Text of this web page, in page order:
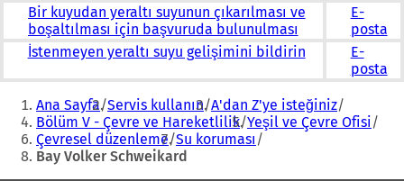
Bir kuyudan yeraltı suyunun çıkarılması ve
boşaltılması için başvuruda bulunulması
E-
posta
İstenmeyen yeraltı suyu gelişimini bildirin
E-
posta
Buradasınız:
Ana Sayfa Servis kullanın A'dan Z'ye isteğiniz
Bölüm V - Çevre ve Hareketlilik Yeşil ve Çevre Ofisi
Çevresel düzenleme Su koruması
Bay Volker Schweikard